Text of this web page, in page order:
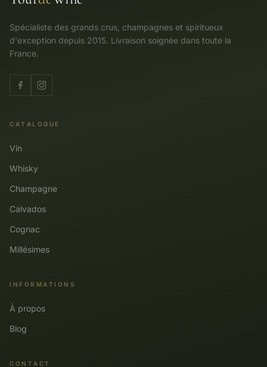
Spécialiste des grands crus, champagnes et spiritueux
d'exception depuis 2015. Livraison soignée dans toute la
France.
CATALOGUE
Vin
Whisky
Champagne
Calvados
Cognac
Millésimes
INFORMATIONS
À propos
Blog
CONTACT